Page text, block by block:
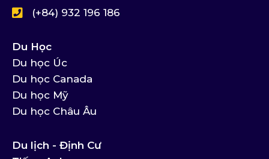
(+84) 932 196 186
Du Học
Du học Úc
Du học Canada
Du học Mỹ
Du học Châu Âu
Du lịch - Định Cư